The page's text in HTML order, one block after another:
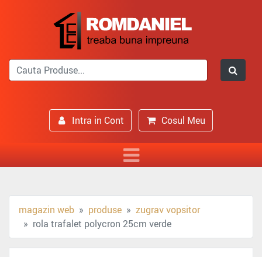
Intra in Cont Cosul Meu
magazin web produse
zugrav vopsitor
rola trafalet polycron 25cm verde